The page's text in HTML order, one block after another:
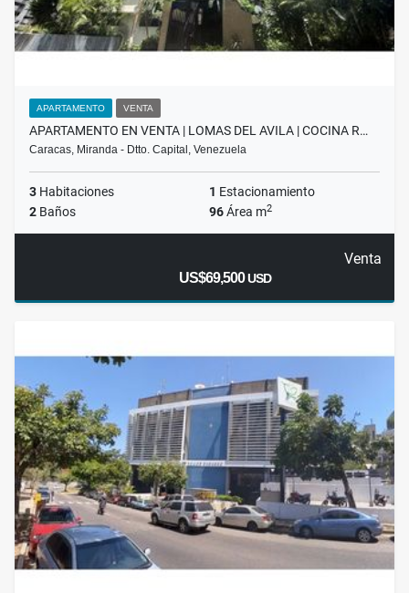
APARTAMENTO VENTA
APARTAMENTO EN VENTA | LOMAS DEL AVILA | COCINA R…
Caracas, Miranda - Dtto. Capital, Venezuela
3 Habitaciones 1 Estacionamiento
2 Baños 96Área m2
Venta
US$69,500USD